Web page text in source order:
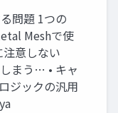
問題 1つの
Meshで使
意しない
まう… • キャ
ジックの汎用